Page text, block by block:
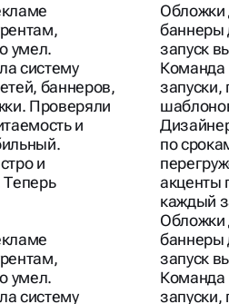
умел.
систему
баннеров,
Проверяли
и
и
Теперь
умел.
систему
Обложки
баннеры
запуск
по
акценты
каждый
Обложки
баннеры
запуск